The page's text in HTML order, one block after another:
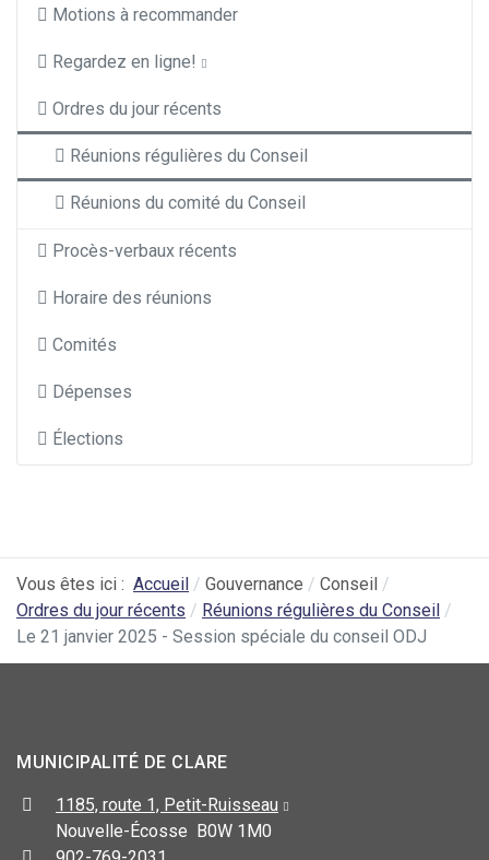
Motions à recommander
Regardez en ligne!
Ordres du jour récents
Réunions régulières du Conseil
Réunions du comité du Conseil
Procès-verbaux récents
Horaire des réunions
Comités
Dépenses
Élections
Vous êtes ici : Accueil Gouvernance
Conseil
Ordres du jour récents
Réunions régulières du Conseil
Le 21 janvier 2025 - Session spéciale du conseil ODJ
MUNICIPALITÉ DE CLARE
1185, route 1, Petit-Ruisseau
Nouvelle-Écosse B0W 1M0